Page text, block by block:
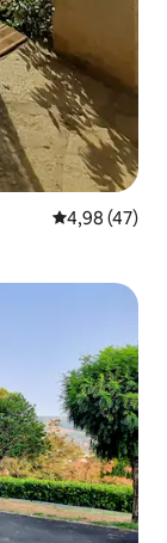
Gemiddelde
4,98 (47)